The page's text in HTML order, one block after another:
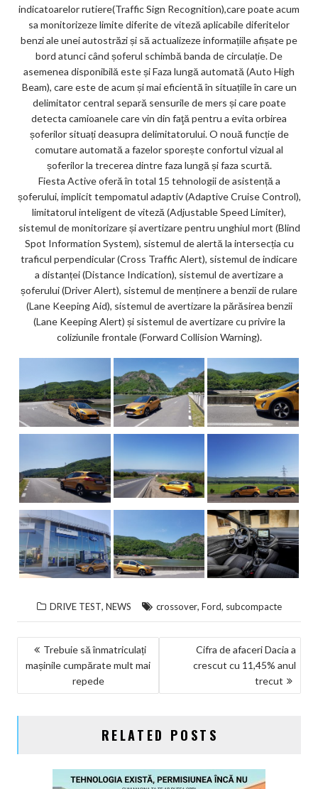
indicatoarelor rutiere(Traffic Sign Recognition),care poate acum
sa monitorizeze limite diferite de viteză aplicabile diferitelor
benzi ale unei autostrăzi și să actualizeze informațiile afișate pe
bord atunci când șoferul schimbă banda de circulație. De
asemenea disponibilă este și Faza lungă automată (Auto High
Beam), care este de acum și mai eficientă în situațiile în care un
delimitator central separă sensurile de mers și care poate
detecta camioanele care vin din faţă pentru a evita orbirea
șoferilor situați deasupra delimitatorului. O nouă funcție de
comutare automată a fazelor sporește confortul vizual al
șoferilor la trecerea dintre faza lungă și faza scurtă.
Fiesta Active oferă în total 15 tehnologii de asistență a
șoferului, implicit tempomatul adaptiv (Adaptive Cruise Control),
limitatorul inteligent de viteză (Adjustable Speed Limiter),
sistemul de monitorizare și avertizare pentru unghiul mort (Blind
Spot Information System), sistemul de alertă la intersecția cu
traficul perpendicular (Cross Traffic Alert), sistemul de indicare
a distanței (Distance Indication), sistemul de avertizare a
șoferului (Driver Alert), sistemul de menținere a benzii de rulare
(Lane Keeping Aid), sistemul de avertizare la părăsirea benzii
(Lane Keeping Alert) și sistemul de avertizare cu privire la
coliziunile frontale (Forward Collision Warning).
DRIVE TEST, NEWS crossover, Ford, subcompacte
NAVIGARE
ÎN
ARTICOLE
Trebuie să înmatriculați
mașinile cumpărate mult mai
repede
Cifra de afaceri Dacia a
crescut cu 11,45% anul
trecut
RELATED POSTS